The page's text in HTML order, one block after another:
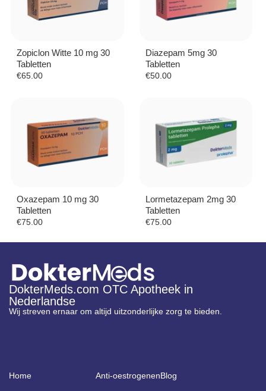
Zopiclon Witte 10 mg 30
Tabletten
€65.00
Diazepam 5mg 30
Tabletten
€50.00
Oxazepam 10 mg 30
Tabletten
€75.00
Lormetazepam 2mg 30
Tabletten
€75.00
DokterMeds.com OTC Apotheek in
Nederlandse
Wij streven ernaar om altijd uitzonderlijke zorg te bieden.
Home Anti-oestrogenenBlog